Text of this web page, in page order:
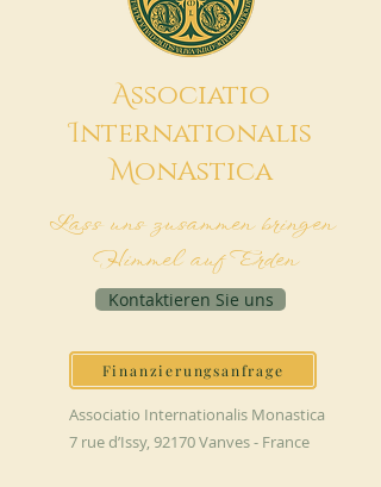
Associatio
Internationalis
MonAstica
Lass uns zusammen bringen
Himmel auf Erden
Kontaktieren Sie uns
Finanzierungsanfrage
Associatio Internationalis Monastica
7 rue d’Issy, 92170 Vanves - France